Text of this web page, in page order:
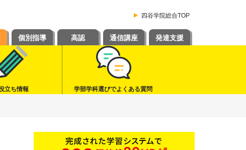
四谷学院総合TOP
個別指導 高認 通信講座 発達支援
立ち情報 学部学科選びでよくある質問